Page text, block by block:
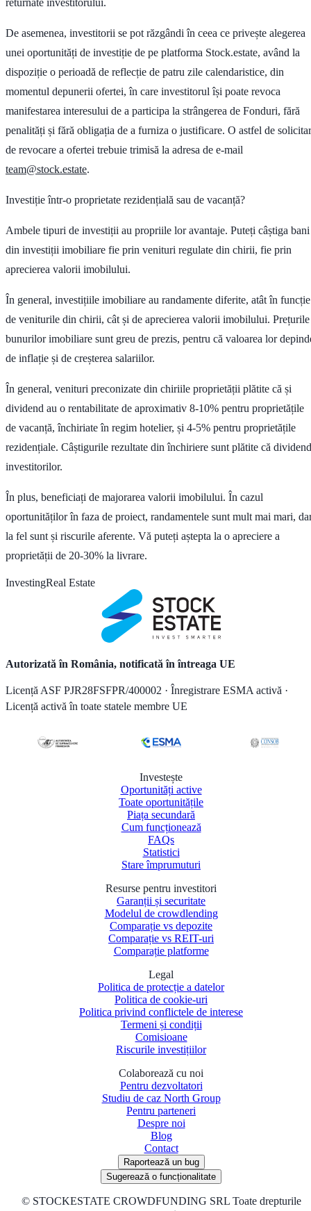
returnate investitorului.
De asemenea, investitorii se pot răzgândi în ceea ce privește alegerea
unei oportunități de investiție de pe platforma Stock.estate, având la
dispoziție o perioadă de reflecție de patru zile calendaristice, din
momentul depunerii ofertei, în care investitorul își poate revoca
manifestarea interesului de a participa la strângerea de Fonduri, fără
penalități și fără obligația de a furniza o justificare. O astfel de
de revocare a ofertei trebuie trimisă la adresa de e-mail
team@stock.estate.
Investiție într-o proprietate rezidențială sau de vacanță?
Ambele tipuri de investiții au propriile lor avantaje. Puteți câștiga bani
din investiții imobiliare fie prin venituri regulate din chirii, fie prin
aprecierea valorii imobilului.
În general, investițiile imobiliare au randamente diferite, atât în funcție
de veniturile din chirii, cât și de aprecierea valorii imobilului. Prețurile
bunurilor imobiliare sunt greu de prezis, pentru că valoarea lor
de inflație și de creșterea salariilor.
În general, venituri preconizate din chiriile proprietății plătite că și
dividend au o rentabilitate de aproximativ 8-10% pentru proprietățile
de vacanță, închiriate în regim hotelier, și 4-5% pentru proprietățile
rezidențiale. Câștigurile rezultate din închiriere sunt plătite că
investitorilor.
În plus, beneficiați de majorarea valorii imobilului. În cazul
oportunităților în faza de proiect, randamentele sunt mult mai mari,
la fel sunt și riscurile aferente. Vă puteți aștepta la o apreciere a
proprietății de 20-30% la livrare.
InvestingReal Estate
Autorizată în România, notificată în întreaga UE
Licență ASF PJR28FSFPR/400002 · Înregistrare ESMA activă ·
Licență activă în toate statele membre UE
Investește
Oportunități active
Toate oportunitățile
Piața secundară
Cum funcționează
FAQs
Statistici
Stare împrumuturi
Resurse pentru investitori
Garanții și securitate
Modelul de crowdlending
Comparație vs depozite
Comparație vs REIT-uri
Comparație platforme
Legal
Politica de protecție a datelor
Politica de cookie-uri
Politica privind conflictele de interese
Termeni și condiții
Comisioane
Riscurile investițiilor
Colaborează cu noi
Pentru dezvoltatori
Studiu de caz North Group
Pentru parteneri
Despre noi
Blog
Contact
Raportează un bug
Sugerează o funcționalitate
© STOCKESTATE CROWDFUNDING SRL Toate drepturile